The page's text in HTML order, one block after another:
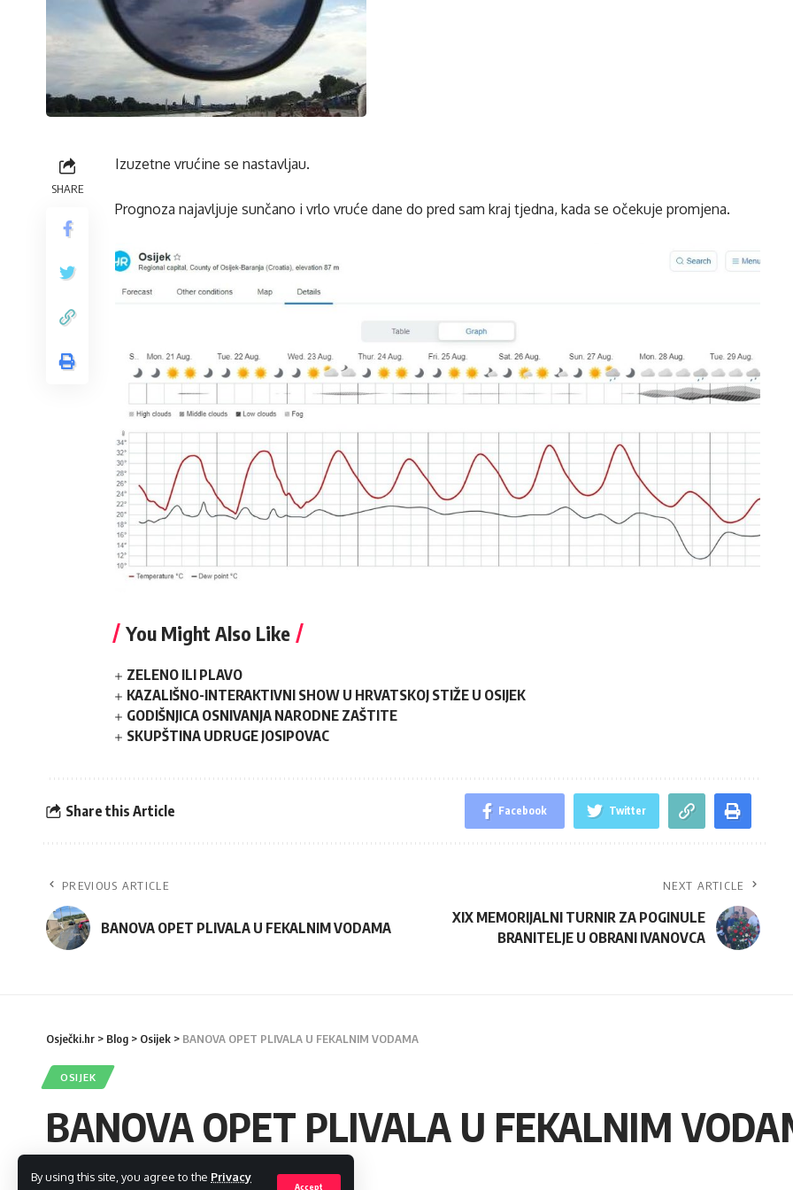
By using this site, you agree to the Privacy
Accept
SHARE
Izuzetne vrućine se nastavljau.
Prognoza najavljuje sunčano i vrlo vruće dane do pred sam kraj tjedna, kada se očekuje promjena.
You Might Also Like
ZELENO ILI PLAVO
KAZALIŠNO-INTERAKTIVNI SHOW U HRVATSKOJ STIŽE U OSIJEK
GODIŠNJICA OSNIVANJA NARODNE ZAŠTITE
SKUPŠTINA UDRUGE JOSIPOVAC
Share this Article Facebook Twitter
PREVIOUS ARTICLE
BANOVA OPET PLIVALA U FEKALNIM VODAMA
NEXT ARTICLE
XIX MEMORIJALNI TURNIR ZA POGINULE
BRANITELJE U OBRANI IVANOVCA
Osječki.hr > Blog > Osijek > BANOVA OPET PLIVALA U FEKALNIM VODAMA
OSIJEK
BANOVA OPET PLIVALA U FEKALNIM
admin